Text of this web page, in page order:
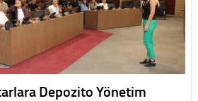
Depozito Yönetim